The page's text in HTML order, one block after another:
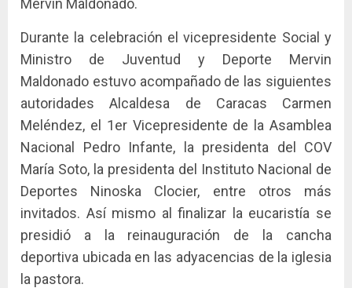
Durante la celebración el vicepresidente Social y
Ministro de Juventud y Deporte Mervin
Maldonado estuvo acompañado de las siguientes
autoridades Alcaldesa de Caracas Carmen
Meléndez, el 1er Vicepresidente de la Asamblea
Nacional Pedro Infante, la presidenta del COV
María Soto, la presidenta del Instituto Nacional de
Deportes Ninoska Clocier, entre otros más
invitados. Así mismo al finalizar la eucaristía se
presidió a la reinauguración de la cancha
deportiva ubicada en las adyacencias de la iglesia
la pastora.